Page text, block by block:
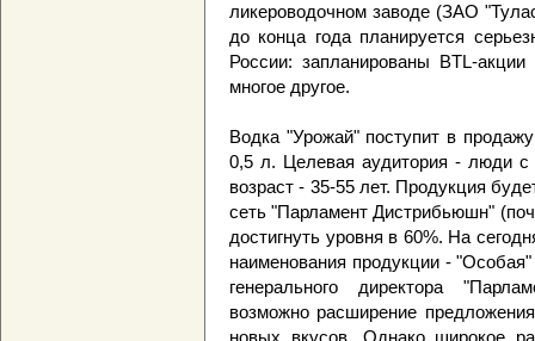
ликероводочном заводе (ЗАО
до конца года планируется
России: запланированы BTL-
многое другое.
Водка "Урожай" поступит в
0,5 л. Целевая аудитория - люди с
возраст - 35-55 лет. Продукция
сеть "Парламент Дистрибьюшн"
достигнуть уровня в 60%. На
наименования продукции -
генерального директора
возможно расширение